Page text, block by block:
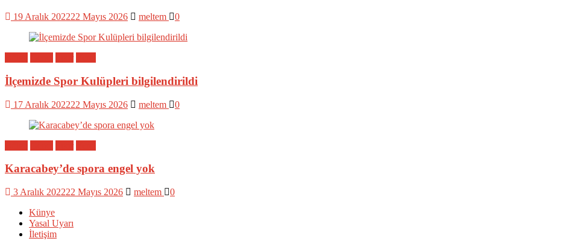
19 Aralık 202222 Mayıs 2026 meltem 0
İlçemizde Spor Kulüpleri bilgilendirildi
17 Aralık 202222 Mayıs 2026 meltem 0
Karacabey’de spora engel yok
3 Aralık 202222 Mayıs 2026 meltem
0
Künye
Yasal Uyarı
İletişim